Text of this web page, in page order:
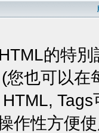
的特
也可以
作性方便